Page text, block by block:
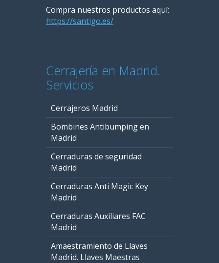
Compra nuestros productos aquí:
https://santigo.es/
Cerrajería en Madrid.
Servicios
Cerrajeros Madrid
Bombines Antibumping en
Madrid
Cerraduras de seguridad
Madrid
Cerraduras Anti Magic Key
Madrid
Cerraduras Auxiliares FAC
Madrid
Amaestramiento de Llaves
Madrid. Llaves Maestras